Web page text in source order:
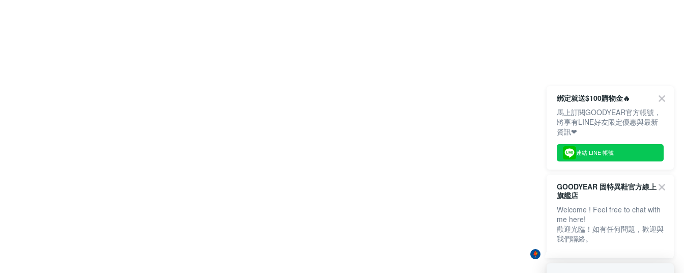
綁定就送$100購物金🔥
馬上訂閱GOODYEAR官方帳號，
將享有LINE好友限定優惠與最新
資訊❤
連結 LINE 帳號
GOODYEAR 固特異鞋官方線上
旗艦店
Welcome ! Feel free to chat with
me here!
歡迎光臨！如有任何問題，歡迎與
我們聯絡。